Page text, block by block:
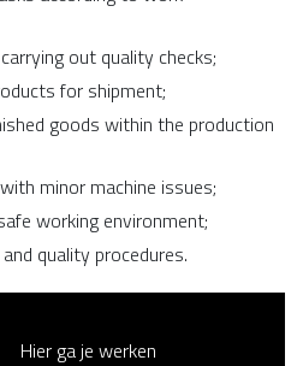
out quality checks;
for shipment;
goods within the production
minor machine issues;
working environment;
quality procedures.
Hier ga je werken